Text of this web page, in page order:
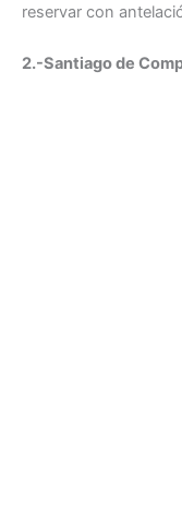
reservar con
2.-Santiago de